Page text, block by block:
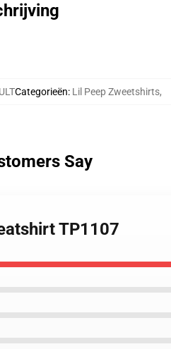
Categorieën: Lil Peep Zweetshirts,
Say
TP1107